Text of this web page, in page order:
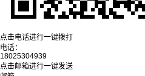
点击电话进行一键拨打
电话：
18025304939
点击邮箱进行一键发送